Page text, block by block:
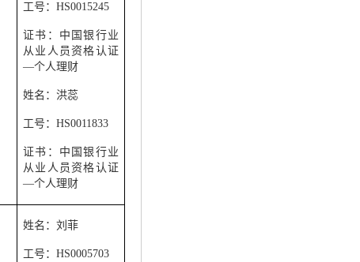
工号：HS0015245
证书：中国银行业
从业人员资格认证
—个人理财
姓名：洪蕊
工号：HS0011833
证书：中国银行业
从业人员资格认证
—个人理财
姓名：刘菲
工号：HS0005703